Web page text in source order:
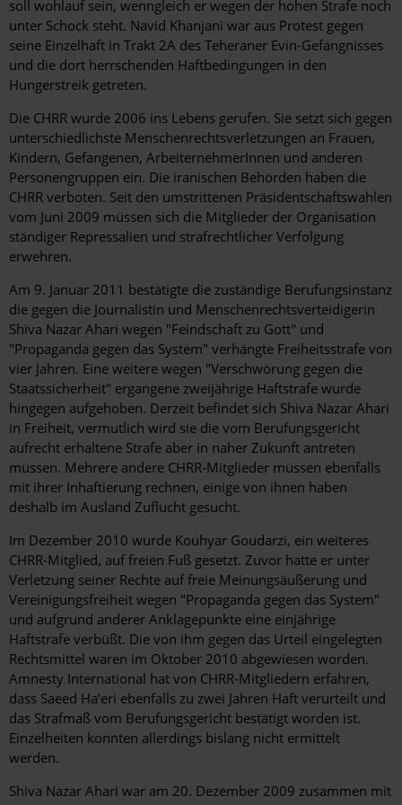
soll wohlauf sein, wenngleich er wegen der hohen Strafe noch
unter Schock steht. Navid Khanjani war aus Protest gegen
seine Einzelhaft in Trakt 2A des Teheraner Evin-Gefängnisses
und die dort herrschenden Haftbedingungen in den
Hungerstreik getreten.
Die CHRR wurde 2006 ins Lebens gerufen. Sie setzt sich gegen
unterschiedlichste Menschenrechtsverletzungen an Frauen,
Kindern, Gefangenen, ArbeiternehmerInnen und anderen
Personengruppen ein. Die iranischen Behörden haben die
CHRR verboten. Seit den umstrittenen Präsidentschaftswahlen
vom Juni 2009 müssen sich die Mitglieder der Organisation
ständiger Repressalien und strafrechtlicher Verfolgung
erwehren.
Am 9. Januar 2011 bestätigte die zuständige Berufungsinstanz
die gegen die Journalistin und Menschenrechtsverteidigerin
Shiva Nazar Ahari wegen "Feindschaft zu Gott" und
"Propaganda gegen das System" verhängte Freiheitsstrafe von
vier Jahren. Eine weitere wegen "Verschwörung gegen die
Staatssicherheit" ergangene zweijährige Haftstrafe wurde
hingegen aufgehoben. Derzeit befindet sich Shiva Nazar Ahari
in Freiheit, vermutlich wird sie die vom Berufungsgericht
aufrecht erhaltene Strafe aber in naher Zukunft antreten
müssen. Mehrere andere CHRR-Mitglieder müssen ebenfalls
mit ihrer Inhaftierung rechnen, einige von ihnen haben
deshalb im Ausland Zuflucht gesucht.
Im Dezember 2010 wurde Kouhyar Goudarzi, ein weiteres
CHRR-Mitglied, auf freien Fuß gesetzt. Zuvor hatte er unter
Verletzung seiner Rechte auf freie Meinungsäußerung und
Vereinigungsfreiheit wegen "Propaganda gegen das System"
und aufgrund anderer Anklagepunkte eine einjährige
Haftstrafe verbüßt. Die von ihm gegen das Urteil eingelegten
Rechtsmittel waren im Oktober 2010 abgewiesen worden.
Amnesty International hat von CHRR-Mitgliedern erfahren,
dass Saeed Ha’eri ebenfalls zu zwei Jahren Haft verurteilt und
das Strafmaß vom Berufungsgericht bestätigt worden ist.
Einzelheiten konnten allerdings bislang nicht ermittelt
werden.
Shiva Nazar Ahari war am 20. Dezember 2009 zusammen mit